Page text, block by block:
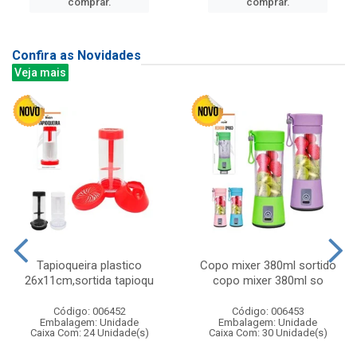
Confira as Novidades
Veja mais
Tapioqueira plastico
26x11cm,sortida tapioqu
Código: 006452
Embalagem: Unidade
Caixa Com: 24 Unidade(s)
Copo mixer 380ml sortido
copo mixer 380ml so
Código: 006453
Embalagem: Unidade
Caixa Com: 30 Unidade(s)